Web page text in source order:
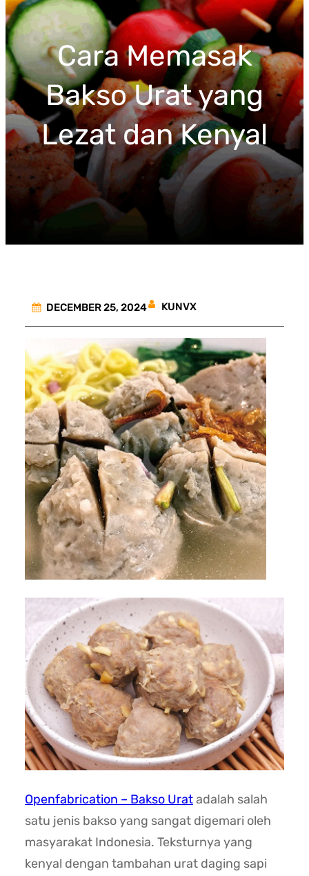
c
Cara Memasak
Bakso Urat yang
Lezat dan Kenyal
DECEMBER 25, 2024 KUNVX
Openfabrication – Bakso Uratadalah salah
satu jenis bakso yang sangat digemari oleh
masyarakat Indonesia. Teksturnya yang
kenyal dengan tambahan urat daging sapi